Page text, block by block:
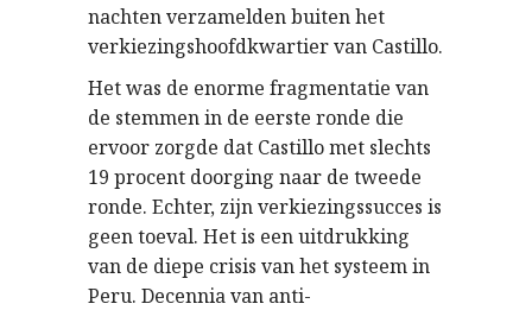
nachten verzamelden buiten het
verkiezingshoofdkwartier van Castillo.
Het was de enorme fragmentatie van
de stemmen in de eerste ronde die
ervoor zorgde dat Castillo met slechts
19 procent doorging naar de tweede
ronde. Echter, zijn verkiezingssucces is
geen toeval. Het is een uitdrukking
van de diepe crisis van het systeem in
Peru. Decennia van anti-